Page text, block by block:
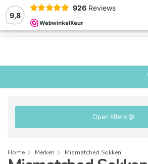
9,8
926 Reviews
MENU
Open filters
Home Merken Mismatched Sokken